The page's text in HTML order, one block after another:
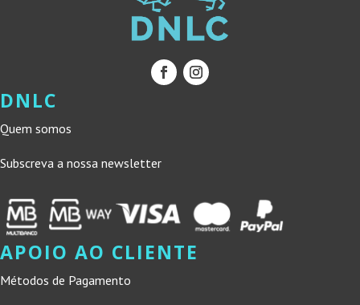
DNLC
Quem somos
Subscreva a nossa newsletter
APOIO AO CLIENTE
Métodos de Pagamento